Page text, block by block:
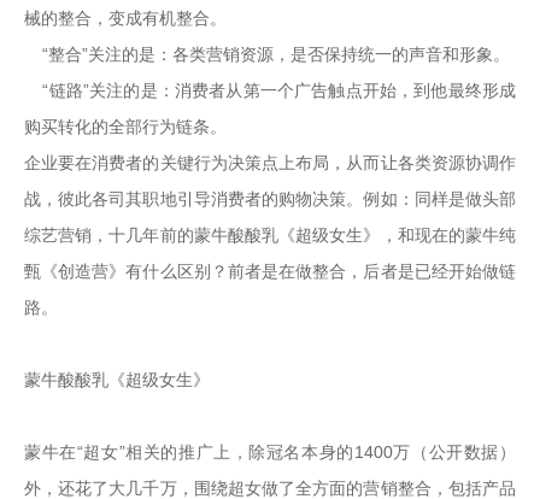
械的整合，变成有机整合。
   “链路”关注的是：消费者从第一个广告触点开始，到他最终形成
购买转化的全部行为链条。
企业要在消费者的关键行为决策点上布局，从而让各类资源协调作
战，彼此各司其职地引导消费者的购物决策。例如：同样是做头部
综艺营销，十几年前的蒙牛酸酸乳《超级女生》，和现在的蒙牛纯
甄《创造营》有什么区别？前者是在做整合，后者是已经开始做链
路。
蒙牛酸酸乳《超级女生》
蒙牛在“超女”相关的推广上，除冠名本身的1400万（公开数据）
外，还花了大几千万，围绕超女做了全方面的营销整合，包括产品